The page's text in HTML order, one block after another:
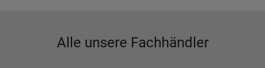
Alle unsere Fachhändler